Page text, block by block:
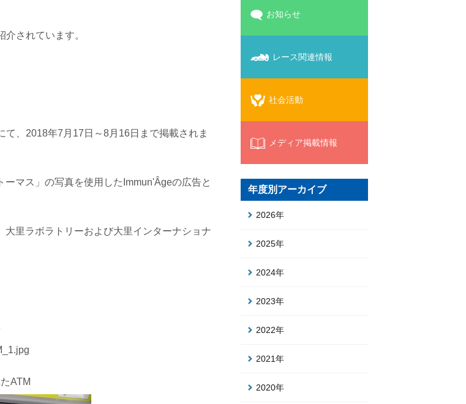
されています。
、2018年7月17日～8月16日まで掲載されま
マス」の写真を使用したImmun'Âgeの広告と
里ラボラトリーおよび大里インターナショナ
ATM
お知らせ
レース関連情報
社会活動
メディア掲載情報
年度別アーカイブ
2026年
2025年
2024年
2023年
2022年
2021年
2020年